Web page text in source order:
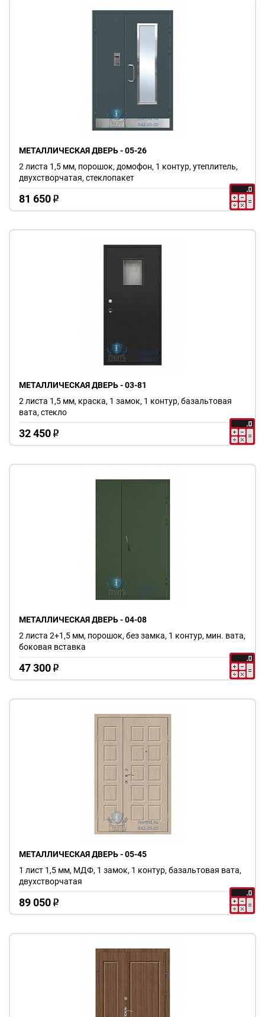
МЕТАЛЛИЧЕСКАЯ ДВЕРЬ - 05-26
81 650 o
2 листа 1,5 мм, порошок, домофон, 1 контур, утеплитель,
двухстворчатая, стеклопакет
МЕТАЛЛИЧЕСКАЯ ДВЕРЬ - 03-81
32 450 o
2 листа 1,5 мм, краска, 1 замок, 1 контур, базальтовая
вата, стекло
МЕТАЛЛИЧЕСКАЯ ДВЕРЬ - 04-08
47 300 o
2 листа 2+1,5 мм, порошок, без замка, 1 контур, мин. вата,
боковая вставка
МЕТАЛЛИЧЕСКАЯ ДВЕРЬ - 05-45
89 050 o
1 лист 1,5 мм, МДФ, 1 замок, 1 контур, базальтовая вата,
двухстворчатая